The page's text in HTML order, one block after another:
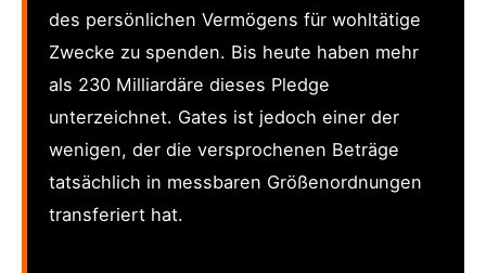
des persönlichen Vermögens für wohltätige
Zwecke zu spenden. Bis heute haben mehr
als 230 Milliardäre dieses Pledge
unterzeichnet. Gates ist jedoch einer der
wenigen, der die versprochenen Beträge
tatsächlich in messbaren Größenordnungen
transferiert hat.